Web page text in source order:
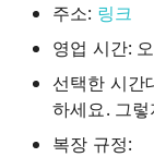
주소: 링크
영업 시간:
선택한 시간
하세요. 그
복장 규정: